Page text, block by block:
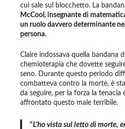
cui sale sul blocchetto. La
McCool, insegnante di
un ruolo davvero determinante
persona.
Claire indossava quella bandana
chemioterapia che dovette
seno. Durante questo periodo
combatteva contro la morte, è
da seguire, per la forza la tenacia
affrontato questo male terribile.
“L’ho vista sul letto di morte,